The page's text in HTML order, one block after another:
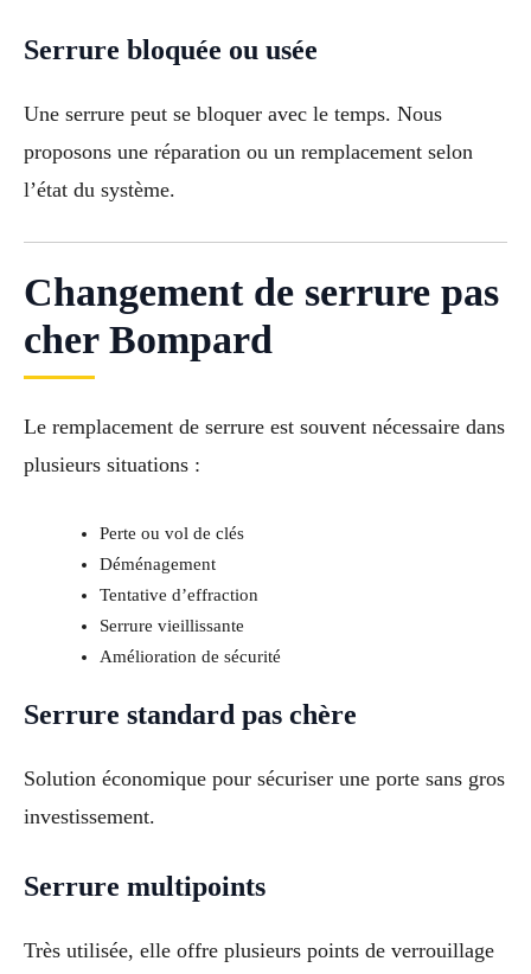
Serrure bloquée ou usée
Une serrure peut se bloquer avec le temps. Nous
proposons une réparation ou un remplacement selon
l’état du système.
Changement de serrure pas
cher Bompard
Le remplacement de serrure est souvent nécessaire dans
plusieurs situations :
Perte ou vol de clés
Déménagement
Tentative d’effraction
Serrure vieillissante
Amélioration de sécurité
Serrure standard pas chère
Solution économique pour sécuriser une porte sans gros
investissement.
Serrure multipoints
Très utilisée, elle offre plusieurs points de verrouillage